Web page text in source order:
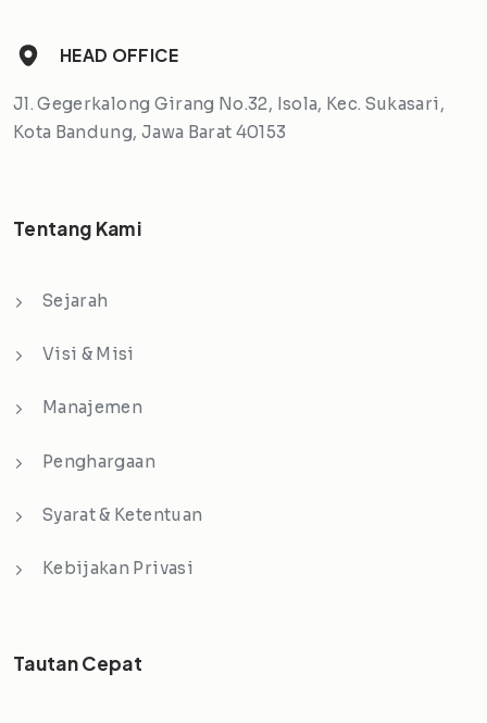
HEAD OFFICE
Jl. Gegerkalong Girang No.32, Isola, Kec. Sukasari,
Kota Bandung, Jawa Barat 40153
Tentang Kami
Sejarah
Visi & Misi
Manajemen
Penghargaan
Syarat & Ketentuan
Kebijakan Privasi
Tautan Cepat